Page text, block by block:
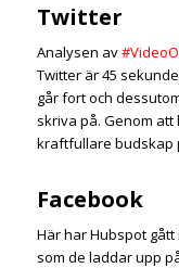
Twitter
Analysen av
Twitter är 45
går fort och
skriva på. Genom
kraftfullare budskap
Facebook
Här har Hubspot
som de laddar upp